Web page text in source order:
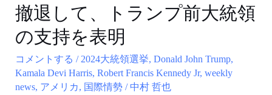
撤退して、トランプ前大統領
の支持を表明
コメントする / 2024大統領選挙, Donald John Trump,
Kamala Devi Harris, Robert Francis Kennedy Jr, weekly
news, アメリカ, 国際情勢/ 中村 哲也
ア
が
米
国
大
統